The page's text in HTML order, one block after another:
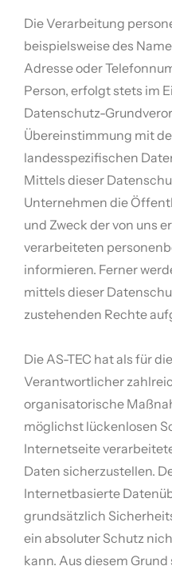
Die Verarbeitung
beispielsweise des
Adresse oder
Person, erfolgt stets im
Datenschutz-
Übereinstimmung mit
landesspezifischen
Mittels dieser
Unternehmen die
und Zweck der von uns
verarbeiteten
informieren. Ferner
mittels dieser
zustehenden Rechte
Die AS-TEC hat als für
Verantwortlicher
organisatorische
möglichst lückenlosen
Internetseite
Daten sicherzustellen.
Internetbasierte
grundsätzlich
ein absoluter Schutz
kann. Aus diesem